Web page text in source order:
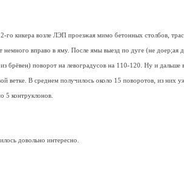
го кикера возле ЛЭП проезжая мимо бетонных столбов,
немного вправо в яму. После ямы выезд по дуге (не доеp;ая
брёвен) поворот на левоградусов на 110-120. Ну и дальше
ветке. В среднем получилось около 15 поворотов, из них
5 контруклонов.
довольно интересно.